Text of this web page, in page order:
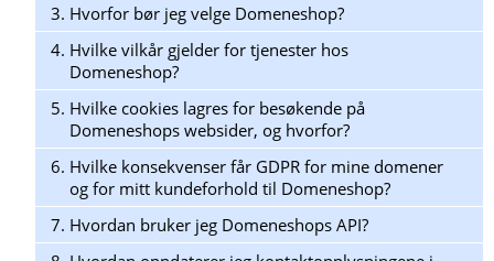
3. Hvorfor bør jeg velge Domeneshop?
4. Hvilke vilkår gjelder for tjenester hos
Domeneshop?
5. Hvilke cookies lagres for besøkende på
Domeneshops websider, og hvorfor?
6. Hvilke konsekvenser får GDPR for mine domener
og for mitt kundeforhold til Domeneshop?
7. Hvordan bruker jeg Domeneshops API?